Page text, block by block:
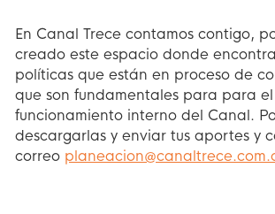
En Canal Trece contamos contigo,
creado este espacio donde
políticas que están en proceso de
que son fundamentales para para el
funcionamiento interno del Canal.
descargarlas y enviar tus aportes y
correo